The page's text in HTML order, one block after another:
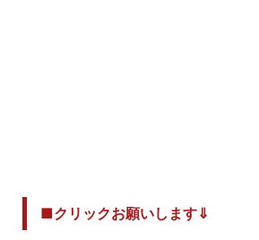
■クリックお願いします⇓